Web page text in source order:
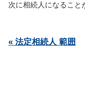
次に相続人になること
« 法定相続人 範囲